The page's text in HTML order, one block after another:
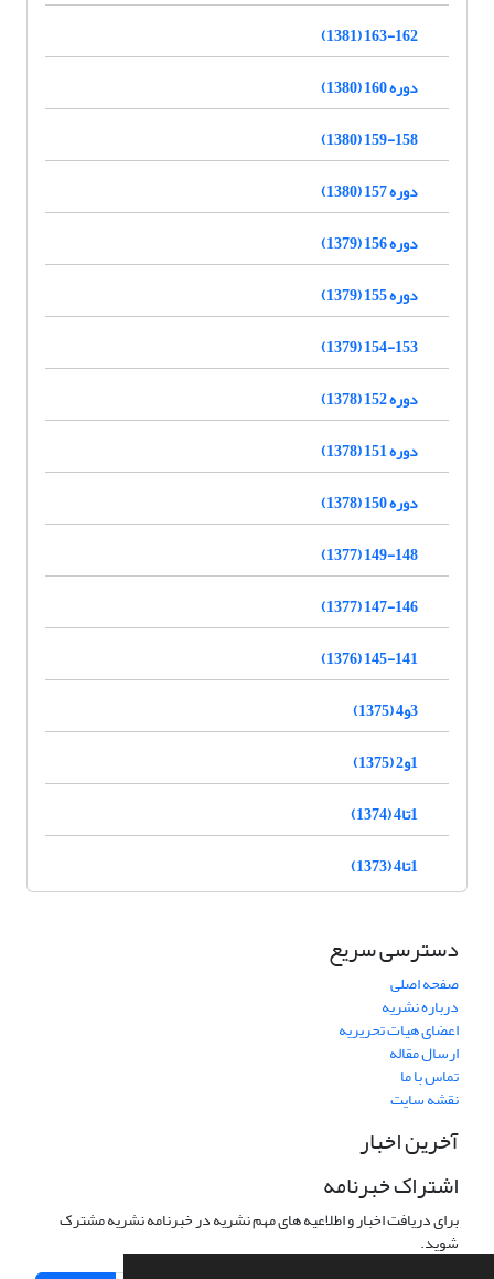
163-162 (1381)
دوره 160 (1380)
159-158 (1380)
دوره 157 (1380)
دوره 156 (1379)
دوره 155 (1379)
154-153 (1379)
دوره 152 (1378)
دوره 151 (1378)
دوره 150 (1378)
149-148 (1377)
147-146 (1377)
145-141 (1376)
3و4 (1375)
1و2 (1375)
1تا4 (1374)
1تا4 (1373)
دسترسی سریع
صفحه اصلی
درباره نشریه
اعضای هیات تحریریه
ارسال مقاله
تماس با ما
نقشه سایت
آخرین اخبار
اشتراک خبرنامه
برای دریافت اخبار و اطلاعیه های مهم نشریه در خبرنامه نشریه مشترک
شوید.